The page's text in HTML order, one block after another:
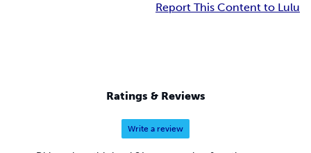
Report This Content to Lulu
Ratings & Reviews
Write a review